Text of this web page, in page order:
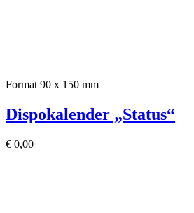
Format 90 x 150 mm
Dispokalender „Status“
€ 0,00